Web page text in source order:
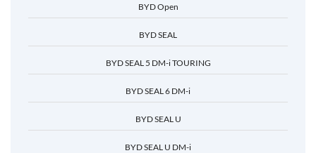
BYD Open
BYD SEAL
BYD SEAL 5 DM-i TOURING
BYD SEAL 6 DM-i
BYD SEAL U
BYD SEAL U DM-i